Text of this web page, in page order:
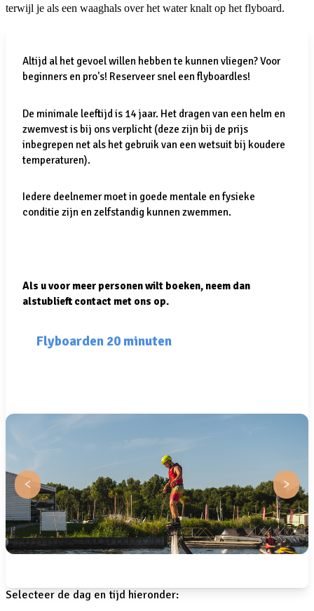
terwijl je als een waaghals over het water knalt op het flyboard.
Altijd al het gevoel willen hebben te kunnen vliegen? Voor
beginners en pro's! Reserveer snel een flyboardles!
De minimale leeftijd is 14 jaar. Het dragen van een helm en
zwemvest is bij ons verplicht (deze zijn bij de prijs
inbegrepen net als het gebruik van een wetsuit bij koudere
temperaturen).
Iedere deelnemer moet in goede mentale en fysieke
conditie zijn en zelfstandig kunnen zwemmen.
Als u voor meer personen wilt boeken, neem dan
alstublieft contact met ons op.
Flyboarden 20 minuten
Selecteer de dag en tijd hieronder: